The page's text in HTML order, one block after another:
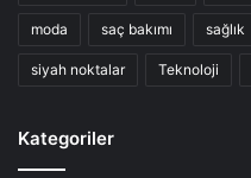
moda saç bakımı sağlık
siyah noktalar Teknoloji
Kategoriler